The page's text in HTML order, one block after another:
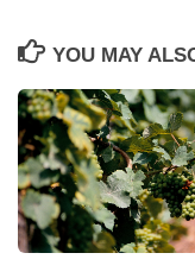
YOU MAY